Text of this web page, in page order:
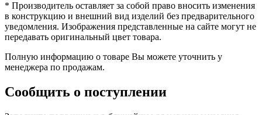
* Производитель оставляет за собой право вносить изменения
в конструкцию и внешний вид изделий без предварительного
уведомления. Изображения представленные на сайте могут не
передавать оригинальный цвет товара.
Полную информацию о товаре Вы можете уточнить у
менеджера по продажам.
Сообщить о поступлении